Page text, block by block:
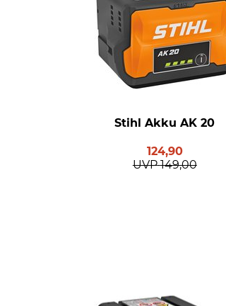
Stihl Akku AK 20
124,90
UVP 149,00